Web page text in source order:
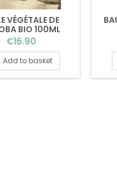
VÉGÉTALE DE
BIO 100ML
Price
€16.90
Add to basket